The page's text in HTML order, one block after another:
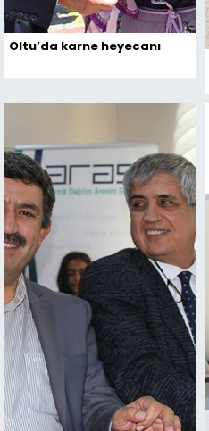
Oltu’da karne heyecanı